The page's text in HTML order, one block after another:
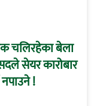
चलिरहेका बेला
सेयर कारोबार
नपाउने !